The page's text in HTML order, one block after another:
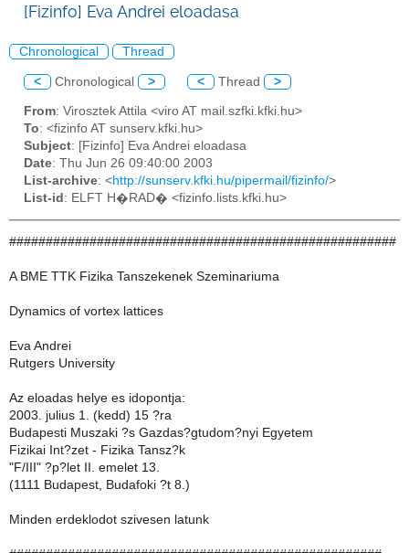
[Fizinfo] Eva Andrei eloadasa
Chronological Thread
< Chronological > < Thread >
From: Virosztek Attila <viro AT mail.szfki.kfki.hu>
To: <fizinfo AT sunserv.kfki.hu>
Subject: [Fizinfo] Eva Andrei eloadasa
Date: Thu Jun 26 09:40:00 2003
List-archive: <http://sunserv.kfki.hu/pipermail/fizinfo/>
List-id : ELFT H�RAD� <fizinfo.lists.kfki.hu>
#####################################################
A BME TTK Fizika Tanszekenek Szeminariuma
Dynamics of vortex lattices
Eva Andrei
Rutgers University
Az eloadas helye es idopontja:
2003. julius 1. (kedd) 15 ?ra
Budapesti Muszaki ?s Gazdas?gtudom?nyi Egyetem
Fizikai Int?zet - Fizika Tansz?k
"F/III" ?p?let II. emelet 13.
(1111 Budapest, Budafoki ?t 8.)
Minden erdeklodot szivesen latunk